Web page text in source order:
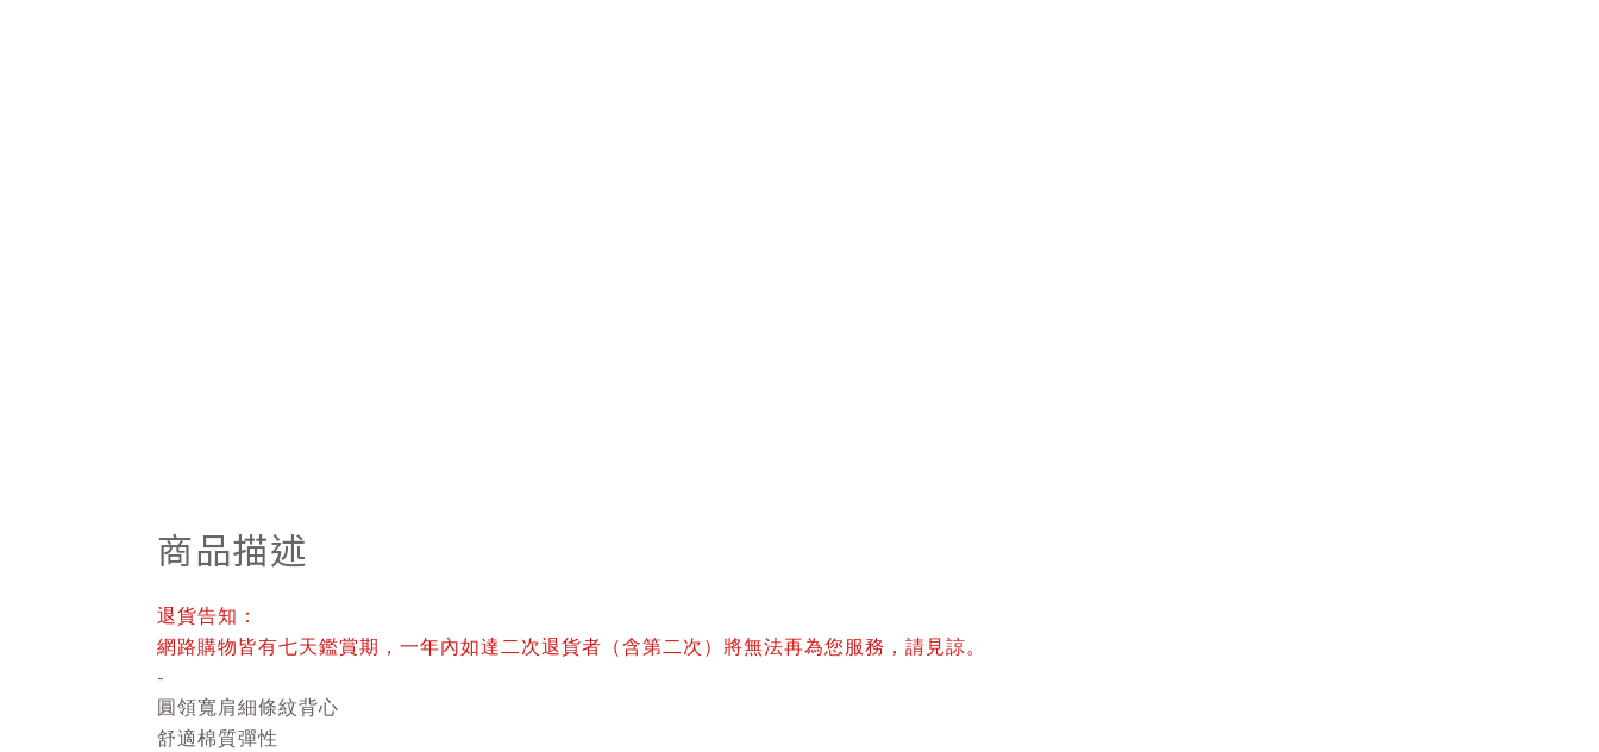
商品描述
退貨告知：
網路購物皆有七天鑑賞期，一年內如達二次退貨者（含第二次）將無法再為您服務，請見諒。
-
圓領寬肩細條紋背心
舒適棉質彈性